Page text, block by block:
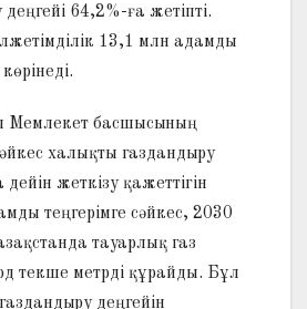
64,2%-ға жетіпті.
13,1 млн адамды
Мемлекет басшысының
халықты газдандыру
жеткізу қажеттігін
теңгерімге сәйкес, 2030
тауарлық газ
текше метрді құрайды. Бұл
деңгейін